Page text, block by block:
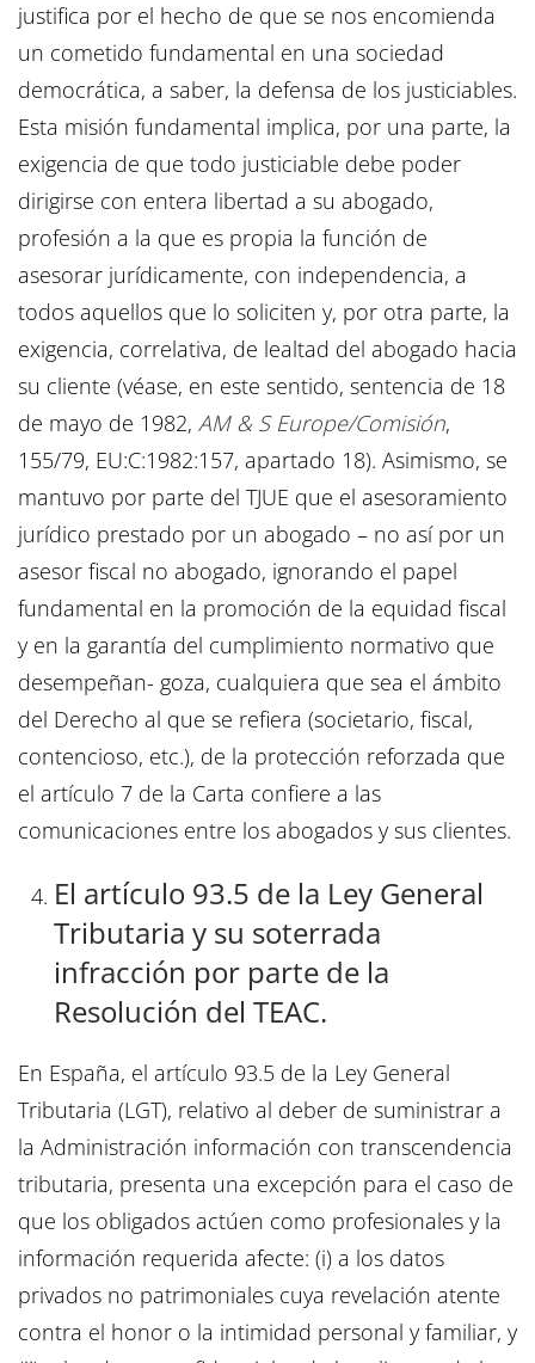
justifica por el hecho de que se nos encomienda
un cometido fundamental en una sociedad
democrática, a saber, la defensa de los justiciables.
Esta misión fundamental implica, por una parte, la
exigencia de que todo justiciable debe poder
dirigirse con entera libertad a su abogado,
profesión a la que es propia la función de
asesorar jurídicamente, con independencia, a
todos aquellos que lo soliciten y, por otra parte, la
exigencia, correlativa, de lealtad del abogado hacia
su cliente (véase, en este sentido, sentencia de 18
de mayo de 1982, AM & S Europe/Comisión,
155/79, EU:C:1982:157, apartado 18). Asimismo, se
mantuvo por parte del TJUE que el asesoramiento
jurídico prestado por un abogado – no así por un
asesor fiscal no abogado, ignorando el papel
fundamental en la promoción de la equidad fiscal
y en la garantía del cumplimiento normativo que
desempeñan- goza, cualquiera que sea el ámbito
del Derecho al que se refiera (societario, fiscal,
contencioso, etc.), de la protección reforzada que
el artículo 7 de la Carta confiere a las
comunicaciones entre los abogados y sus clientes.
El artículo 93.5 de la Ley General
Tributaria y su soterrada
infracción por parte de la
Resolución del TEAC.
En España, el artículo 93.5 de la Ley General
Tributaria (LGT), relativo al deber de suministrar a
la Administración información con transcendencia
tributaria, presenta una excepción para el caso de
que los obligados actúen como profesionales y la
información requerida afecte: (i) a los datos
privados no patrimoniales cuya revelación atente
contra el honor o la intimidad personal y familiar, y